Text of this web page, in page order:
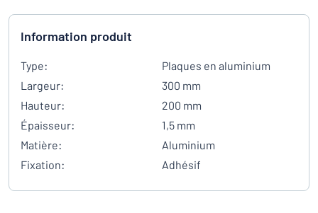
Information produit
Type:
Plaques en aluminium
Largeur:
300 mm
Hauteur:
200 mm
Épaisseur:
1,5 mm
Matière:
Aluminium
Fixation:
Adhésif